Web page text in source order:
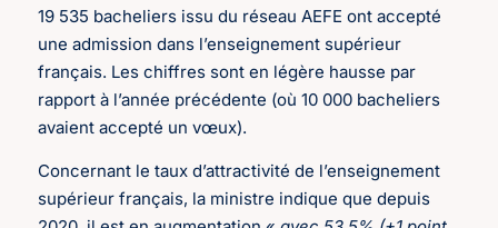
19 535 bacheliers issu du réseau AEFE ont accepté
une admission dans l’enseignement supérieur
français. Les chiffres sont en légère hausse par
rapport à l’année précédente (où 10 000 bacheliers
avaient accepté un vœux).
Concernant le taux d’attractivité de l’enseignement
supérieur français, la ministre indique que depuis